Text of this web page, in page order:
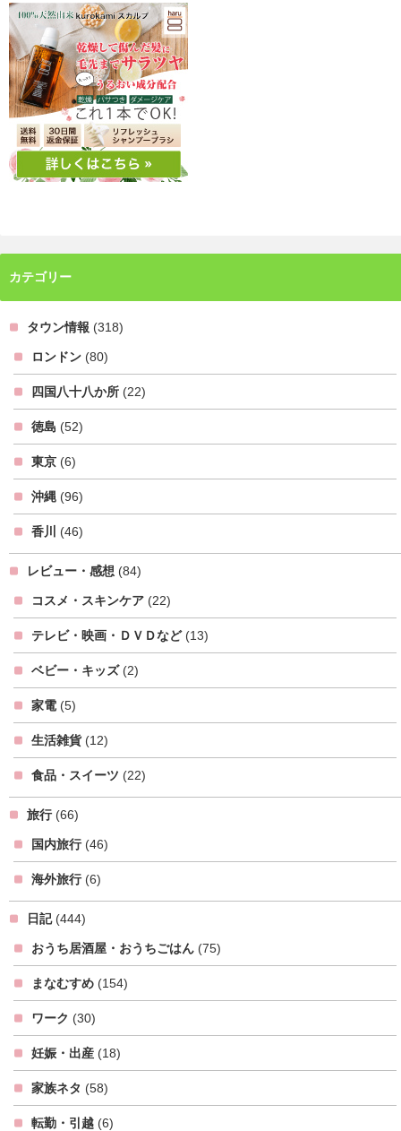
カテゴリー
タウン情報 (318)
ロンドン (80)
四国八十八か所 (22)
徳島 (52)
東京 (6)
沖縄 (96)
香川 (46)
レビュー・感想 (84)
コスメ・スキンケア (22)
テレビ・映画・ＤＶＤなど(13)
ベビー・キッズ(2)
家電 (5)
生活雑貨 (12)
食品・スイーツ (22)
旅行(66)
国内旅行(46)
海外旅行(6)
日記(444)
おうち居酒屋・おうちごはん (75)
まなむすめ (154)
ワーク (30)
妊娠・出産 (18)
家族ネタ (58)
転勤・引越 (6)